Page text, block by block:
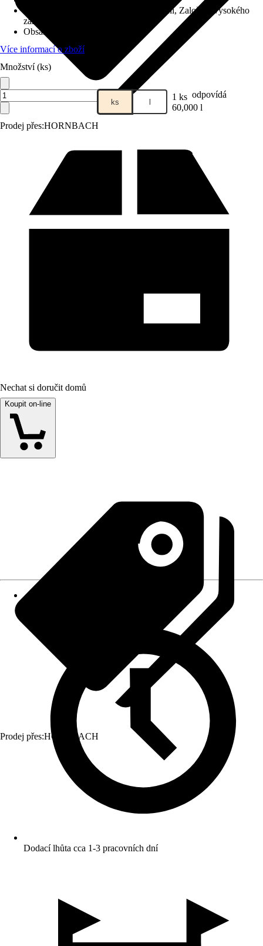
Prodej přes:HORNBACH
Osázení, Přesazování, Pěstování, Založení vysokého
záhonu
Obsah
Více informací o zboží
Množství (ks)
ks l 1 ks odpovídá
60,000 l
Nechat si doručit domů
Koupit on-line
Prodej přes:HORNBACH
Dodací lhůta cca 1-3 pracovních dní